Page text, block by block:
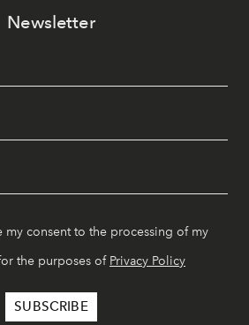
Newsletter
my consent to the processing of my
the purposes of Privacy Policy